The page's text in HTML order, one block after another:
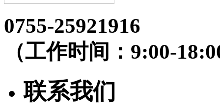
0755-25921916
（工作时间：9:00-
联系我们